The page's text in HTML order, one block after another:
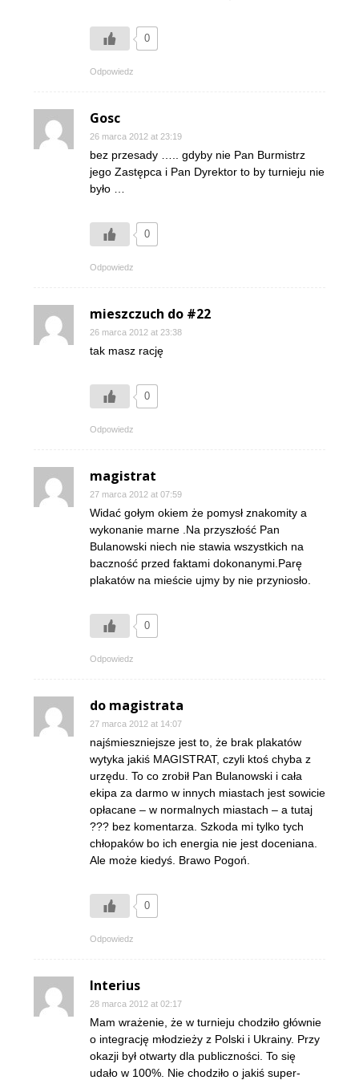
0
Odpowiedz
Gosc
26 marca 2012 at 23:19
bez przesady ….. gdyby nie Pan Burmistrz
jego Zastępca i Pan Dyrektor to by turnieju nie
było …
0
Odpowiedz
mieszczuch do #22
26 marca 2012 at 23:38
tak masz rację
0
Odpowiedz
magistrat
27 marca 2012 at 07:59
Widać gołym okiem że pomysł znakomity a
wykonanie marne .Na przyszłość Pan
Bulanowski niech nie stawia wszystkich na
baczność przed faktami dokonanymi.Parę
plakatów na mieście ujmy by nie przyniosło.
0
Odpowiedz
do magistrata
27 marca 2012 at 14:07
najśmieszniejsze jest to, że brak plakatów
wytyka jakiś MAGISTRAT, czyli ktoś chyba z
urzędu. To co zrobił Pan Bulanowski i cała
ekipa za darmo w innych miastach jest sowicie
opłacane – w normalnych miastach – a tutaj
??? bez komentarza. Szkoda mi tylko tych
chłopaków bo ich energia nie jest doceniana.
Ale może kiedyś. Brawo Pogoń.
0
Odpowiedz
Interius
28 marca 2012 at 02:17
Mam wrażenie, że w turnieju chodziło głównie
o integrację młodzieży z Polski i Ukrainy. Przy
okazji był otwarty dla publiczności. To się
udało w 100%. Nie chodziło o jakiś super-